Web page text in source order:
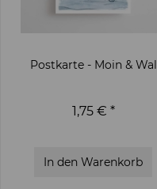
Postkarte - Moin & Wal
1,75 € *
In den Warenkorb